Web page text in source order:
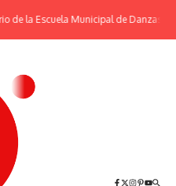
de la Escuela Municipal de Danzas “El